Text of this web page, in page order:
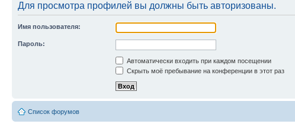
Для просмотра профилей вы должны быть авторизованы.
Имя пользователя:
Пароль:
Автоматически входить при каждом посещении
Скрыть моё пребывание на конференции в этот раз
Список форумов